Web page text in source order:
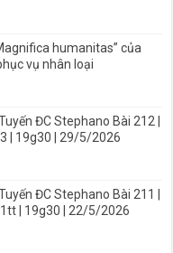
humanitas” của
vụ nhân loại
ĐC Stephano Bài 212 |
| 19g30 | 29/5/2026
ĐC Stephano Bài 211 |
| 19g30 | 22/5/2026